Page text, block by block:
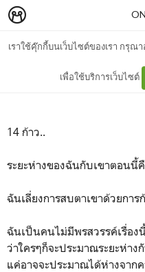
เราใช้คุ๊กกี้บนเว็บไซต์ของเรา กรุณ
เพื่อใช้บริการเว็บไซต์
ระยะห่าง
14 ก้าว..
ระยะห่างของฉันกับเขาตอนนี้
ฉันเลี่ยงการสบตาเขาด้วยการ
ฉันเป็นคนไม่มีพรสวรรค์เรื่อง
ว่าใครๆก็จะประมาณระยะห่า
แค่อาจจะประมาณได้ห่างจาก